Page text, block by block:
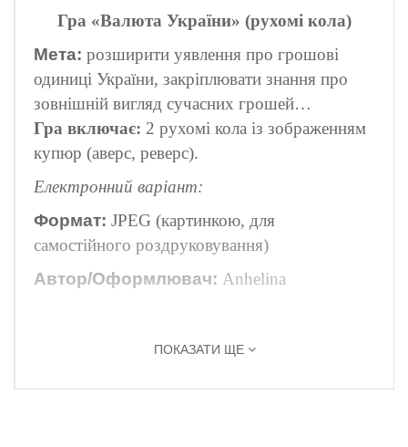
Гра «Валюта України» (рухомі кола)
Мета: розширити уявлення про грошові
одиниці України, закріплювати знання про
зовнішній вигляд сучасних грошей…
Гра включає: 2 рухомі кола із зображенням
купюр (аверс, реверс).
Електронний варіант:
Формат: JPEG (картинкою, для
самостійного роздруковування)
Автор/Оформлювач: Anhelina
ПОКАЗАТИ ЩЕ